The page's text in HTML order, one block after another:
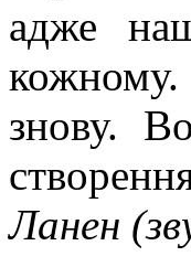
адже
знову.
Ланен